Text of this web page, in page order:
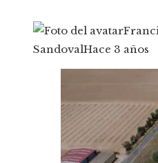
SandovalHace 3 años